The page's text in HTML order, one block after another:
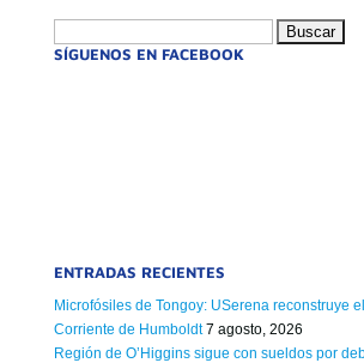
SÍGUENOS EN FACEBOOK
ENTRADAS RECIENTES
Microfósiles de Tongoy: USerena reconstruye
Corriente de Humboldt 7 agosto, 2026
Región de O’Higgins sigue con sueldos por